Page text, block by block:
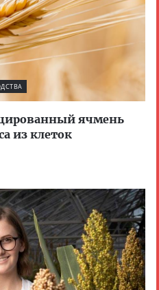
ячмень
из клеток